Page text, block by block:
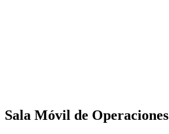
Sala Móvil de Operaciones